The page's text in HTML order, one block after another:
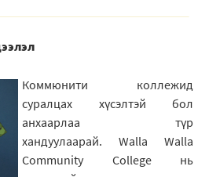
Коммюнити коллежид
суралцах хүсэлтэй бол
анхаарлаа түр
хандуулаарай. Walla Walla
Community College нь